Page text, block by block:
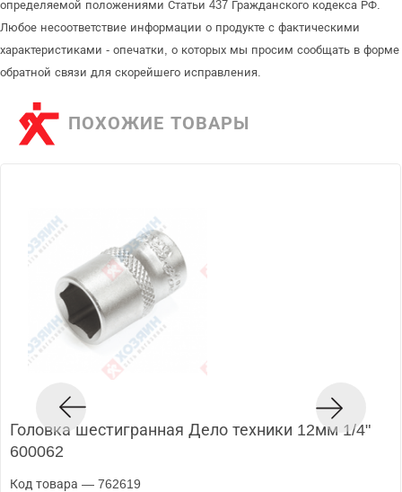
определяемой положениями Статьи 437 Гражданского кодекса РФ.
Любое несоответствие информации о продукте с фактическими
характеристиками - опечатки, о которых мы просим сообщать в форме
обратной связи для скорейшего исправления.
ПОХОЖИЕ ТОВАРЫ
Головка шестигранная Дело техники 12мм 1/4"
600062
Код товара — 762619